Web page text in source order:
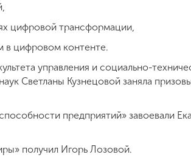
цифровой трансформации,
в цифровом контенте.
управления и социально-
Светланы Кузнецовой заняла
предприятий» завоевали
получил Игорь Лозовой.